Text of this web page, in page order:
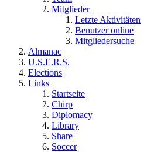
Mitglieder
Letzte Aktivitäten
Benutzer online
Mitgliedersuche
Almanac
U.S.E.R.S.
Elections
Links
Startseite
Chirp
Diplomacy
Library
Share
Soccer